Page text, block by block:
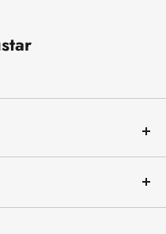
complicaciones.
y fáciles
hogar, trabajes con